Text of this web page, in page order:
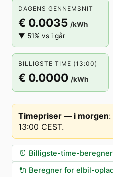
DAGENS GENNEMSNIT
€ 0.0035 /kWh
▼ 51% vs i går
BILLIGSTE TIME (13:00)
€ 0.0000 /kWh
Timepriser — i morgen:
13:00 CEST.
⏰ Billigste-time-beregner
🔌 Beregner for elbil-